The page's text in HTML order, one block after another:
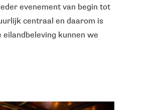
evenement van begin tot
centraal en daarom is
kunnen we